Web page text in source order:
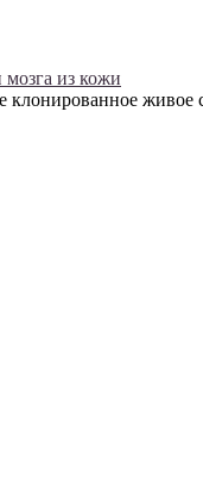
мозга из кожи
клонированное живое